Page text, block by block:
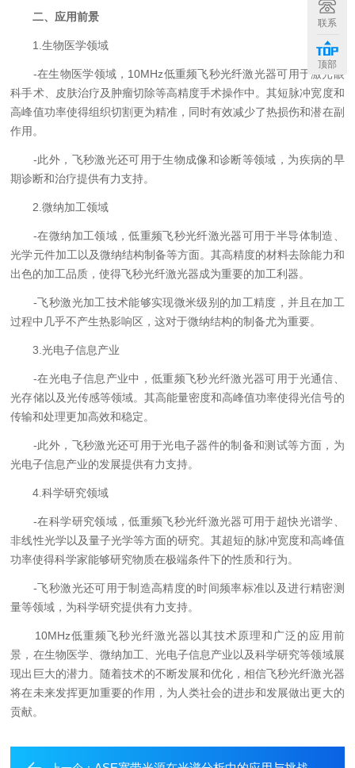
二、应用前景
1.生物医学领域
-在生物医学领域，10MHz低重频飞秒光纤激光器可用于激光眼
科手术、皮肤治疗及肿瘤切除等高精度手术操作中。其短脉冲宽度和
高峰值功率使得组织切割更为精准，同时有效减少了热损伤和潜在副
作用。
-此外，飞秒激光还可用于生物成像和诊断等领域，为疾病的早
期诊断和治疗提供有力支持。
2.微纳加工领域
-在微纳加工领域，低重频飞秒光纤激光器可用于半导体制造、
光学元件加工以及微纳结构制备等方面。其高精度的材料去除能力和
出色的加工品质，使得飞秒光纤激光器成为重要的加工利器。
-飞秒激光加工技术能够实现微米级别的加工精度，并且在加工
过程中几乎不产生热影响区，这对于微纳结构的制备尤为重要。
3.光电子信息产业
-在光电子信息产业中，低重频飞秒光纤激光器可用于光通信、
光存储以及光传感等领域。其高能量密度和高峰值功率使得光信号的
传输和处理更加高效和稳定。
-此外，飞秒激光还可用于光电子器件的制备和测试等方面，为
光电子信息产业的发展提供有力支持。
4.科学研究领域
-在科学研究领域，低重频飞秒光纤激光器可用于超快光谱学、
非线性光学以及量子光学等方面的研究。其超短的脉冲宽度和高峰值
功率使得科学家能够研究物质在极端条件下的性质和行为。
-飞秒激光还可用于制造高精度的时间频率标准以及进行精密测
量等领域，为科学研究提供有力支持。
10MHz低重频飞秒光纤激光器以其技术原理和广泛的应用前
景，在生物医学、微纳加工、光电子信息产业以及科学研究等领域展
现出巨大的潜力。随着技术的不断发展和优化，相信飞秒光纤激光器
将在未来发挥更加重要的作用，为人类社会的进步和发展做出更大的
贡献。
联系
顶部